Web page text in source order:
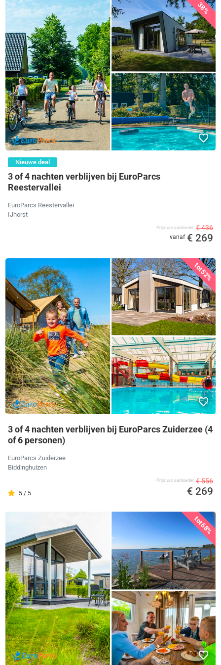
38%
Nieuwe deal
3 of 4 nachten verblijven bij EuroParcs
Reestervallei
EuroParcs Reestervallei
IJhorst
Prijs van aanbieder € 436
vanaf € 269
tot
52%
3 of 4 nachten verblijven bij EuroParcs Zuiderzee (4
of 6 personen)
EuroParcs Zuiderzee
Biddinghuizen
5 / 5
Prijs van aanbieder € 556
€ 269
tot
68%